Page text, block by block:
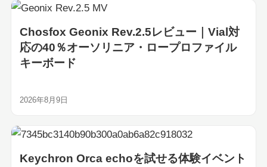
Chosfox Geonix Rev.2.5レビュー｜Vial対
応の40％オーソリニア・ロープロファイル
キーボード
2026年8月9日
Keychron Orca echoを試せる体験イベント